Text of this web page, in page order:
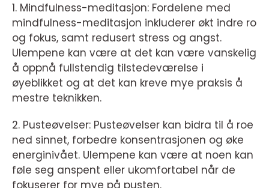
1. Mindfulness-meditasjon: Fordelene med
mindfulness-meditasjon inkluderer økt indre ro
og fokus, samt redusert stress og angst.
Ulempene kan være at det kan være vanskelig
å oppnå fullstendig tilstedeværelse i
øyeblikket og at det kan kreve mye praksis å
mestre teknikken.
2. Pusteøvelser: Pusteøvelser kan bidra til å roe
ned sinnet, forbedre konsentrasjonen og øke
energinivået. Ulempene kan være at noen kan
føle seg anspent eller ukomfortabel når de